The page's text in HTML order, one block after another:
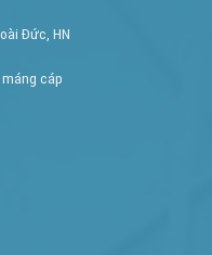
Đức, HN
cáp